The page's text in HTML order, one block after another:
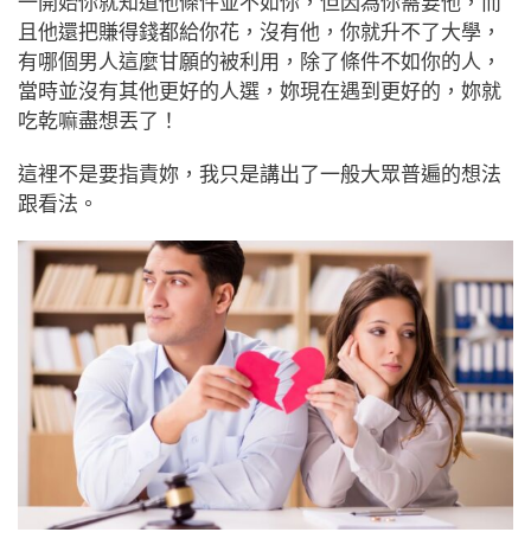
且他還把賺得錢都給你花，沒有他，你就升不了大學，
有哪個男人這麼甘願的被利用，除了條件不如你的人，
當時並沒有其他更好的人選，妳現在遇到更好的，妳就
吃乾嘛盡想丟了！
這裡不是要指責妳，我只是講出了一般大眾普遍的想法
跟看法。